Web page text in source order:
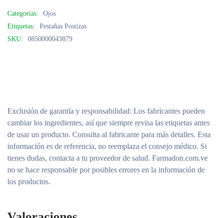
Categorías:
Ojos
Etiquetas:
Pestañas Postizas
SKU:
0850000043879
Exclusión de garantía y responsabilidad: Los fabricantes pueden
cambiar los ingredientes, así que siempre revisa las etiquetas antes
de usar un producto. Consulta al fabricante para más detalles. Esta
información es de referencia, no reemplaza el consejo médico. Si
tienes dudas, contacta a tu proveedor de salud. Farmadon.com.ve
no se hace responsable por posibles errores en la información de
los productos.